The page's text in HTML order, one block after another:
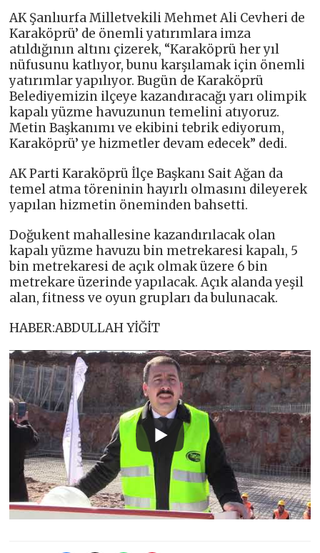
AK Şanlıurfa Milletvekili Mehmet Ali Cevheri de
Karaköprü’ de önemli yatırımlara imza
atıldığının altını çizerek, “Karaköprü her yıl
nüfusunu katlıyor, bunu karşılamak için önemli
yatırımlar yapılıyor. Bugün de Karaköprü
Belediyemizin ilçeye kazandıracağı yarı olimpik
kapalı yüzme havuzunun temelini atıyoruz.
Metin Başkanımı ve ekibini tebrik ediyorum,
Karaköprü’ ye hizmetler devam edecek” dedi.
AK Parti Karaköprü İlçe Başkanı Sait Ağan da
temel atma töreninin hayırlı olmasını dileyerek
yapılan hizmetin öneminden bahsetti.
Doğukent mahallesine kazandırılacak olan
kapalı yüzme havuzu bin metrekaresi kapalı, 5
bin metrekaresi de açık olmak üzere 6 bin
metrekare üzerinde yapılacak. Açık alanda yeşil
alan, fitness ve oyun grupları da bulunacak.
HABER:ABDULLAH YİĞİT